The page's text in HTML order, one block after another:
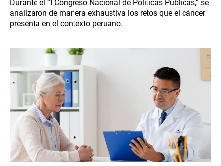
Durante el “I Congreso Nacional de Políticas Públicas,” se
analizaron de manera exhaustiva los retos que el cáncer
presenta en el contexto peruano.